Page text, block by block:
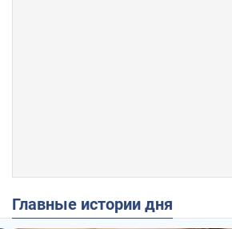
Главные истории дня